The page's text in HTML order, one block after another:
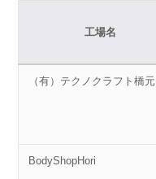
工場名
（有）テクノクラフト橋元
BodyShopHori